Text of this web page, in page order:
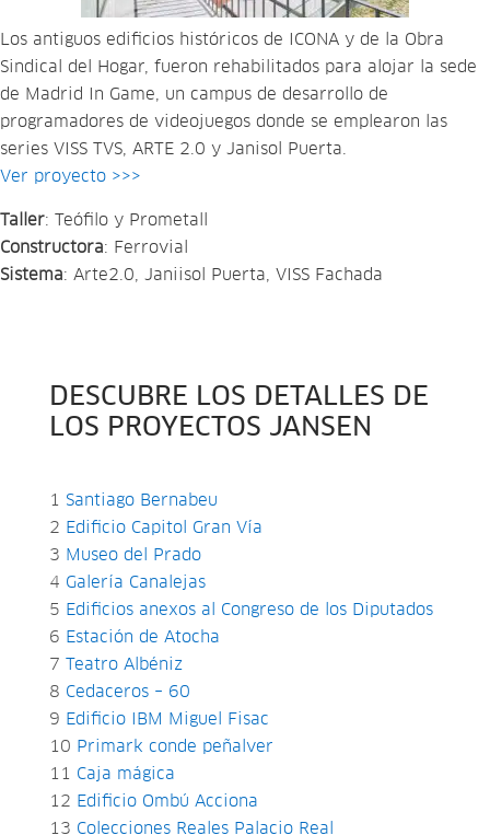
Los antiguos edificios históricos de ICONA y de la Obra
Sindical del Hogar, fueron rehabilitados para alojar la sede
de Madrid In Game, un campus de desarrollo de
programadores de videojuegos donde se emplearon las
series VISS TVS, ARTE 2.0 y Janisol Puerta.
Ver proyecto >>>
Taller: Teófilo y Prometall
Constructora: Ferrovial
Sistema: Arte2.0, Janiisol Puerta, VISS Fachada
DESCUBRE LOS DETALLES DE
LOS PROYECTOS JANSEN
1 Santiago Bernabeu
2 Edificio Capitol Gran Vía
3 Museo del Prado
4 Galería Canalejas
5 Edificios anexos al Congreso de los Diputados
6 Estación de Atocha
7
Teatro Albéniz
8 Cedaceros – 60
9 Edificio IBM Miguel Fisac
10 Primark conde peñalver
11 Caja mágica
12 Edificio Ombú Acciona
13 Colecciones Reales Palacio Real